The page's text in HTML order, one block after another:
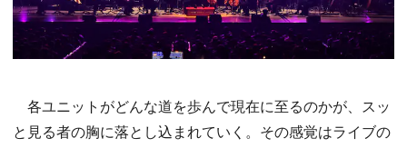
各ユニットがどんな道を歩んで現在に至るのかが、スッ
と見る者の胸に落とし込まれていく。その感覚はライブの